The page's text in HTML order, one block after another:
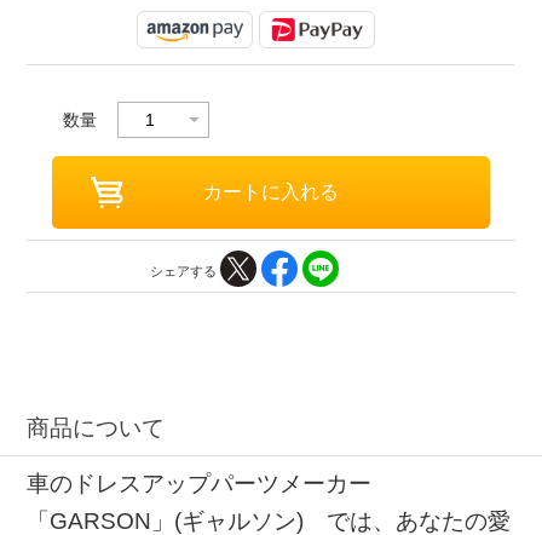
数量
シェアする
商品について
車のドレスアップパーツメーカー
「GARSON」(ギャルソン) では、あなたの愛